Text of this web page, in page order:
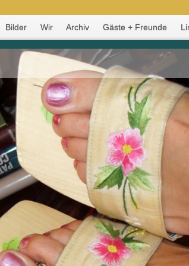
Bilder Wir Archiv Gäste + Freunde